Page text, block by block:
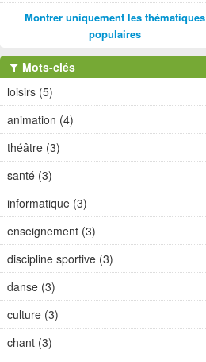
Montrer uniquement les thématiques
populaires
Mots-clés
loisirs (5)
animation (4)
théâtre (3)
santé (3)
informatique (3)
enseignement (3)
discipline sportive (3)
danse (3)
culture (3)
chant (3)